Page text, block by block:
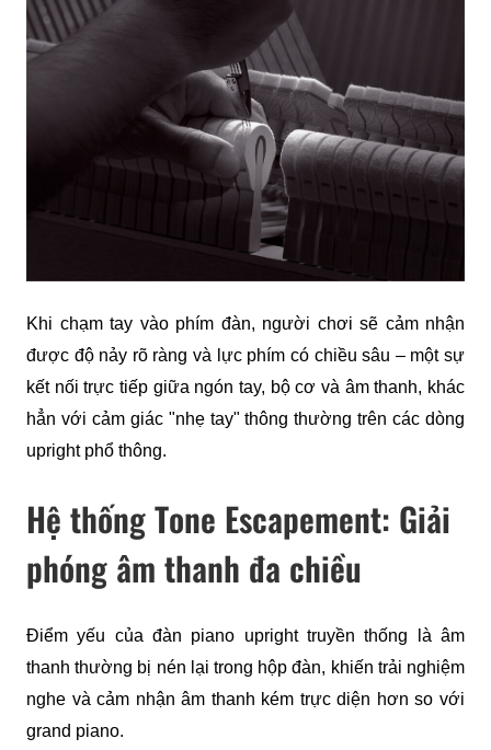
Khi chạm tay vào phím đàn, người chơi sẽ cảm nhận
được độ nảy rõ ràng và lực phím có chiều sâu – một sự
kết nối trực tiếp giữa ngón tay, bộ cơ và âm thanh, khác
hẳn với cảm giác "nhẹ tay" thông thường trên các dòng
upright phổ thông.
Hệ thống Tone Escapement: Giải
phóng âm thanh đa chiều
Điểm yếu của đàn piano upright truyền thống là âm
thanh thường bị nén lại trong hộp đàn, khiến trải nghiệm
nghe và cảm nhận âm thanh kém trực diện hơn so với
grand piano.